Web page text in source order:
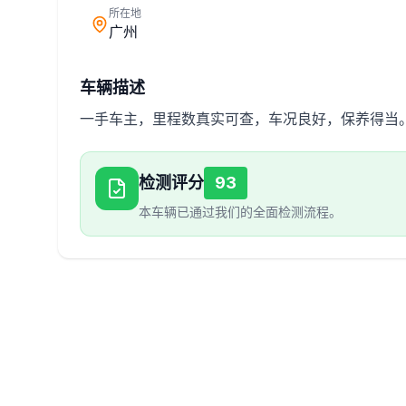
所在地
广州
车辆描述
一手车主，里程数真实可查，车况良好，保养得当
检测评分 93
本车辆已通过我们的全面检测流程。